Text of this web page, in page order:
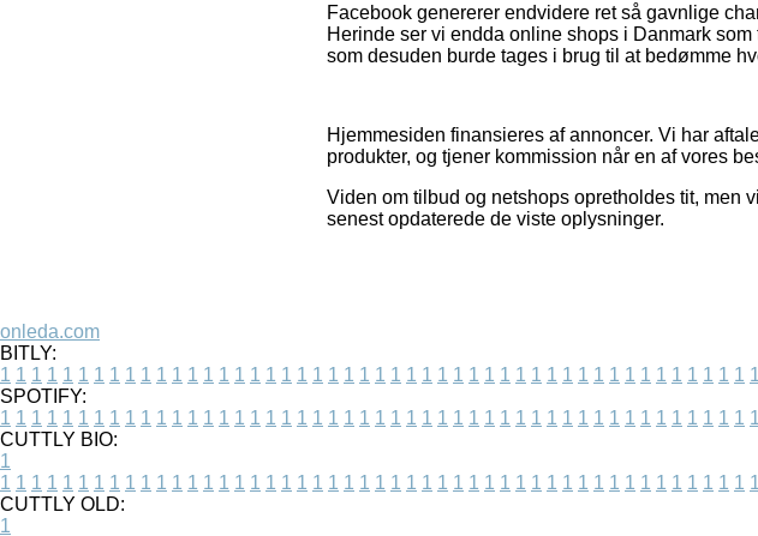
Facebook genererer endvidere ret så gavnlige
Herinde ser vi endda online shops i Danmark
som desuden burde tages i brug til at bedømme
Hjemmesiden finansieres af annoncer. Vi har
produkter, og tjener kommission når en af vores
Viden om tilbud og netshops opretholdes tit, men
senest opdaterede de viste oplysninger.
onleda.com
BITLY:
1 1 1 1 1 1 1 1 1 1 1 1 1 1 1 1 1 1 1 1 1 1 1 1 1 1 1 1 1 1 1 1 1 1 1 1 1 1 1 1 1 1 1 1 1 1 1 1 1
SPOTIFY:
1 1 1 1 1 1 1 1 1 1 1 1 1 1 1 1 1 1 1 1 1 1 1 1 1 1 1 1 1 1 1 1 1 1 1 1 1 1 1 1 1 1 1 1 1 1 1 1 1
CUTTLY BIO:
1
1 1 1 1 1 1 1 1 1 1 1 1 1 1 1 1 1 1 1 1 1 1 1 1 1 1 1 1 1 1 1 1 1 1 1 1 1 1 1 1 1 1 1 1 1 1 1 1 1
CUTTLY OLD:
1